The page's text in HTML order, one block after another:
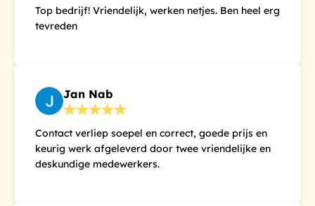
Top bedrijf! Vriendelijk, werken netjes. Ben heel erg
tevreden
Jan Nab
Contact verliep soepel en correct, goede prijs en
keurig werk afgeleverd door twee vriendelijke en
deskundige medewerkers.